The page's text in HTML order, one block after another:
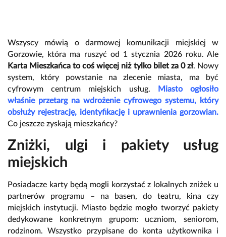
Wszyscy mówią o darmowej komunikacji miejskiej w
Gorzowie, która ma ruszyć od 1 stycznia 2026 roku. Ale
Karta Mieszkańca to coś więcej niż tylko bilet za 0 zł. Nowy
system, który powstanie na zlecenie miasta, ma być
cyfrowym centrum miejskich usług.
Miasto ogłosiło
właśnie przetarg na wdrożenie cyfrowego systemu, który
obsłuży rejestrację, identyfikację i uprawnienia gorzowian.
Co jeszcze zyskają mieszkańcy?
Zniżki, ulgi i pakiety usług
miejskich
Posiadacze karty będą mogli korzystać z lokalnych zniżek u
partnerów programu – na basen, do teatru, kina czy
miejskich instytucji. Miasto będzie mogło tworzyć pakiety
dedykowane konkretnym grupom: uczniom, seniorom,
rodzinom. Wszystko przypisane do konta użytkownika i